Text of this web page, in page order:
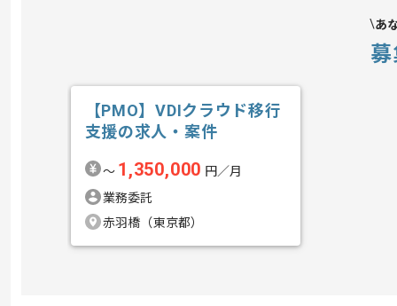
あ
【PMO】VDIクラウド移行
支援の求人・案件
〜 1,350,000 円／月
業務委託
赤羽橋（東京都）